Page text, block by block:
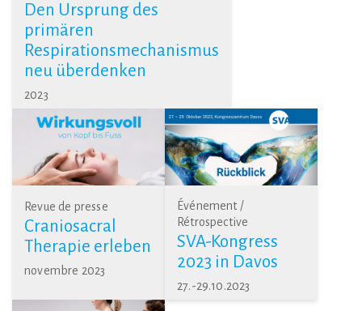
Den Ursprung des
primären
Respirationsmechanismus
neu überdenken
2023
Revue de presse
Craniosacral
Therapie erleben
novembre 2023
Événement /
Rétrospective
SVA-Kongress
2023 in Davos
27.-29.10.2023